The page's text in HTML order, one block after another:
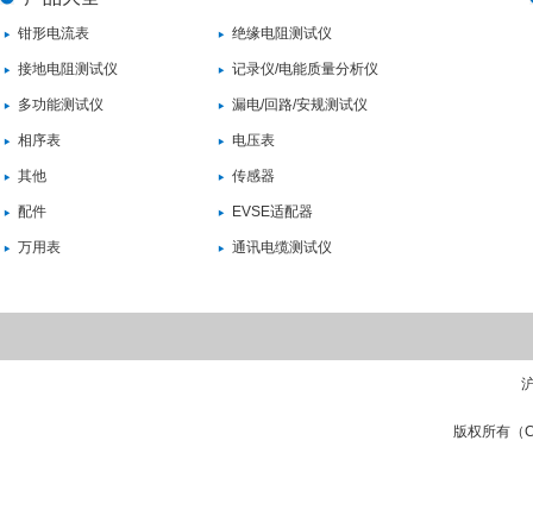
钳形电流表 绝缘电阻测试仪
接地电阻测试仪 记录仪/电能质量分析仪
多功能测试仪 漏电/回路/安规测试仪
相序表 电压表
其他 传感器
配件 EVSE适配器
万用表 通讯电缆测试仪
版权所有（